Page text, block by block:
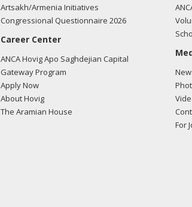
Artsakh/Armenia Initiatives
Congressional Questionnaire 2026
Career Center
ANCA Hovig Apo Saghdejian Capital
Gateway Program
Apply Now
About Hovig
The Aramian House
For